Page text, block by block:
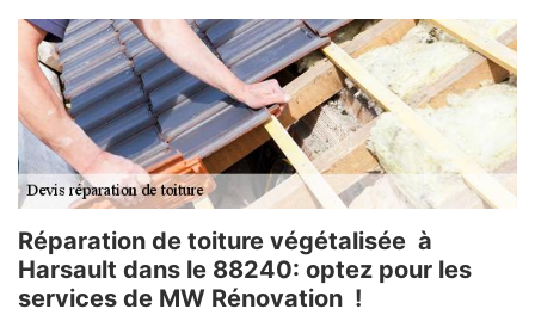
Réparation de toiture végétalisée à
Harsault dans le 88240: optez pour les
services de MW Rénovation !